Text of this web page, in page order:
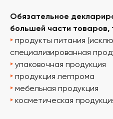
Обязательное
большей части товаров,
‣ продукты питания
специализированная
‣ упаковочная продукция
‣ продукция легпрома
‣ мебельная продукция
‣ косметическая